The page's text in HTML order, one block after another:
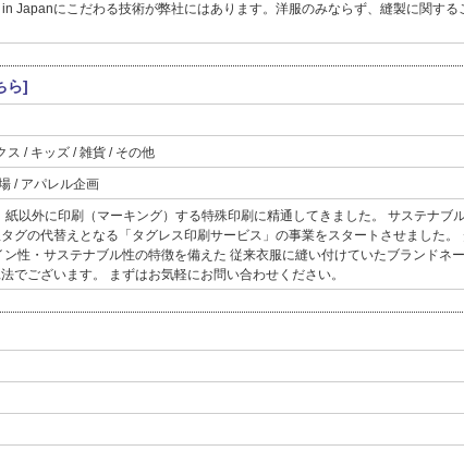
Japanにこだわる技術が弊社にはあります。洋服のみならず、縫製に関する
ら]
ス / キッズ / 雑貨 / その他
/ アパレル企画
以外に印刷（マーキング）する特殊印刷に精通してきました。 サステナブ
グの代替えとなる「タグレス印刷サービス」の事業をスタートさせました。
性・サステナブル性の特徴を備えた 従来衣服に縫い付けていたブランドネ
でございます。 まずはお気軽にお問い合わせください。